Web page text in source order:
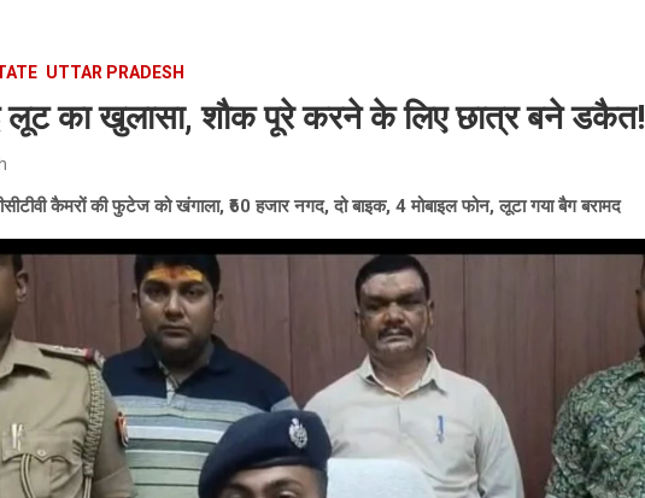
UTTAR PRADESH
लूट का खुलासा, शौक पूरे करने के लिए छात्र बने डकैत!
कैमरों की फुटेज को खंगाला, ₹60 हजार नगद, दो बाइक, 4 मोबाइल फोन, लूटा गया बैग बरामद